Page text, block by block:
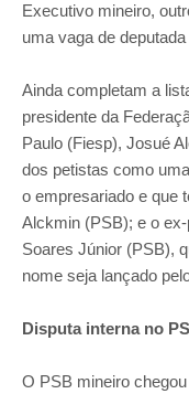
Executivo mineiro,
uma vaga de deputada
Ainda completam a
presidente da
Paulo (Fiesp), Josué
dos petistas como
o empresariado e que
Alckmin (PSB); e o
Soares Júnior (PSB),
nome seja lançado
Disputa interna no
O PSB mineiro